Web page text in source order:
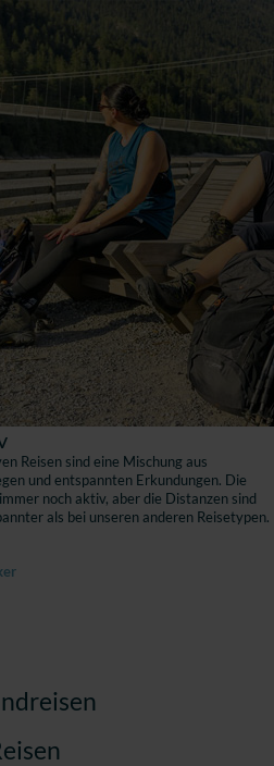
Reisen sind eine Mischung aus
und entspannten Erkundungen. Die
noch aktiv, aber die Distanzen sind
als bei unseren anderen Reisetypen.